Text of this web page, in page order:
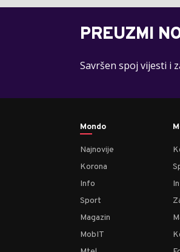
PREUZMI
Savršen spoj vijesti i
Mondo
Najnovije
Korona
Info
Sport
Magazin
MobIT